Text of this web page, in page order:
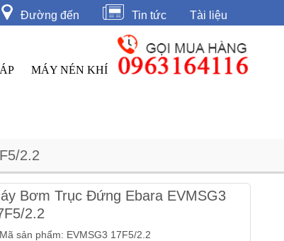
Đường đến Tin tức Tài liệu
MÁY NÉN KHÍ
2.2
Bơm Trục Đứng Ebara EVMSG3
2.2
Mã sản phẩm: EVMSG3 17F5/2.2